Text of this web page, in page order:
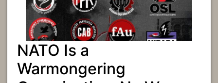
NATO Is a
Warmongering